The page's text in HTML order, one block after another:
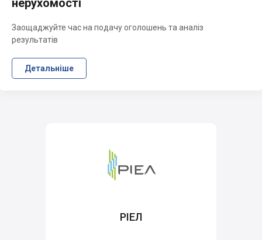
нерухомості
Заощаджуйте час на подачу оголошень та аналіз
результатів
Детальніше
РІЕЛ